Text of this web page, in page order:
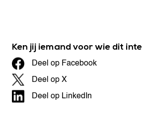
Ken jij iemand voor wie dit
Deel op Facebook
Deel op X
Deel op LinkedIn